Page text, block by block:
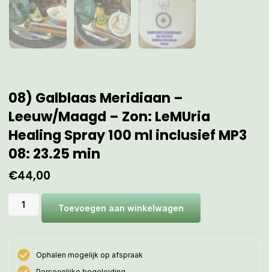
08) Galblaas Meridiaan –
Leeuw/Maagd – Zon: LeMUria
Healing Spray 100 ml inclusief MP3
08: 23.25 min
€44,00
Toevoegen aan winkelwagen
Ophalen mogelijk op afspraak